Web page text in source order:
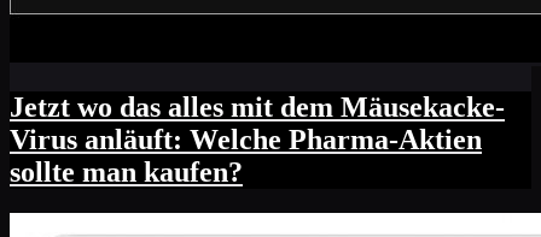
Jetzt wo das alles mit dem Mäusekacke-
Virus anläuft: Welche Pharma-Aktien
sollte man kaufen?